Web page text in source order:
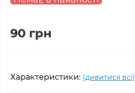
90 грн
Характеристики: (дивитися всі)